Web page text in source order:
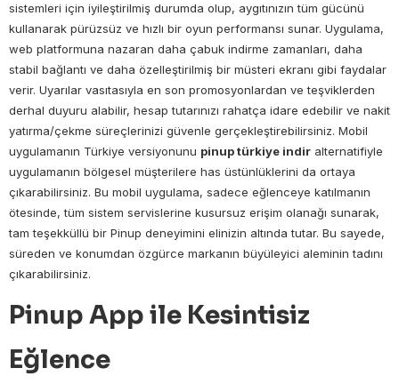
sistemleri için iyileştirilmiş durumda olup, aygıtınızın tüm gücünü
kullanarak pürüzsüz ve hızlı bir oyun performansı sunar. Uygulama,
web platformuna nazaran daha çabuk indirme zamanları, daha
stabil bağlantı ve daha özelleştirilmiş bir müsteri ekranı gibi faydalar
verir. Uyarılar vasıtasıyla en son promosyonlardan ve teşviklerden
derhal duyuru alabilir, hesap tutarınızı rahatça idare edebilir ve nakit
yatırma/çekme süreçlerinizi güvenle gerçekleştirebilirsiniz. Mobil
uygulamanın Türkiye versiyonunu pinup türkiye indir alternatifiyle
uygulamanın bölgesel müşterilere has üstünlüklerini da ortaya
çıkarabilirsiniz. Bu mobil uygulama, sadece eğlenceye katılmanın
ötesinde, tüm sistem servislerine kusursuz erişim olanağı sunarak,
tam teşekküllü bir Pinup deneyimini elinizin altında tutar. Bu sayede,
süreden ve konumdan özgürce markanın büyüleyici aleminin tadını
çıkarabilirsiniz.
Pinup App ile Kesintisiz
Eğlence